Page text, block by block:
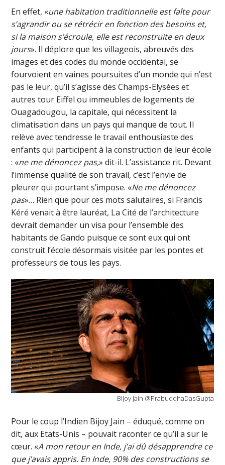
En effet, «une habitation traditionnelle est faîte pour
s’agrandir ou se rétrécir en fonction des besoins et,
si la maison s’écroule, elle est reconstruite en deux
jours». Il déplore que les villageois, abreuvés des
images et des codes du monde occidental, se
fourvoient en vaines poursuites d’un monde qui n’est
pas le leur, qu’il s’agisse des Champs-Elysées et
autres tour Eiffel ou immeubles de logements de
Ouagadougou, la capitale, qui nécessitent la
climatisation dans un pays qui manque de tout. Il
relève avec tendresse le travail enthousiaste des
enfants qui participent à la construction de leur école
: «ne me dénoncez pas,» dit-il. L’assistance rit. Devant
l’immense qualité de son travail, c’est l’envie de
pleurer qui pourtant s’impose. «Ne me dénoncez
pas»… Rien que pour ces mots salutaires, si Francis
Kéré venait à être lauréat, La Cité de l’architecture
devrait demander un visa pour l’ensemble des
habitants de Gando puisque ce sont eux qui ont
construit l’école désormais visitée par les pontes et
professeurs de tous les pays.
Bijoy Jain @PrabuddhaDasGupta
Pour le coup l’Indien Bijoy Jain – éduqué, comme on
dit, aux Etats-Unis – pouvait raconter ce qu’il a sur le
cœur. «A mon retour en Inde, j’ai dû désapprendre ce
que j’avais appris. En Inde, 90% des constructions se